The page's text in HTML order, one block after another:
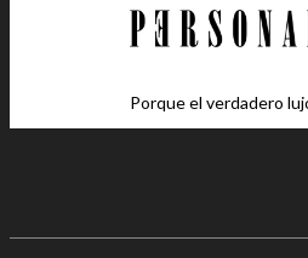
Porque el verdadero